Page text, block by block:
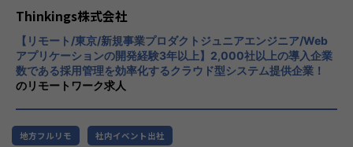
このフェーズで最も重要となるのは、「仮説と探索をいかに
素早く繰り返せるか」です。
机上の空論やドキュメント通りの開発ではなく、実際に動く
ものをスピード感を持って作り、
顧客の反応を見ながら次のアプローチを探索し続けるサイク
ルを主導していただきます。
ービス・製品としてゼロから設計・開発を主導していただき
います。社員一人ひとりが主体的に行動し、
新しいアイデアを積極的に提案する文化が根
付いています。また、チームワークを大切に
し、互いにサポートし合う環境が整っていま
す。
【★働き方/リモートワーク】
柔軟な働き方を推奨しており、リモートワー
クも積極的に取り入れております。
Thinkings株式会社
【リモート/東京/新規事業プロダクトジュニアエンジニア/Web
アプリケーションの開発経験3年以上】2,000社以上の導入企業
数である採用管理を効率化するクラウド型システム提供企業！
のリモートワーク求人
地方フルリモ 社内イベント出社